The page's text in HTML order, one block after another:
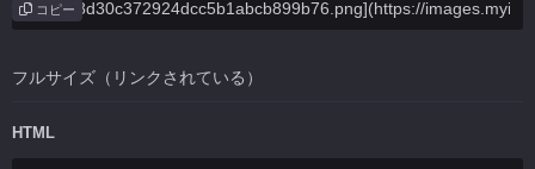
コピー
フルサイズ（リンクされている）
HTML